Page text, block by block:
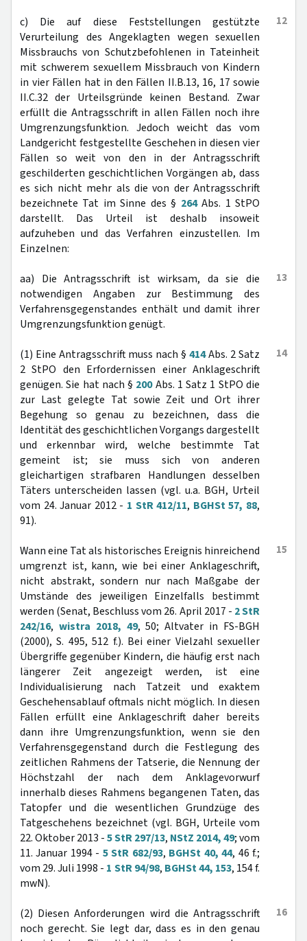
12
c) Die auf diese Feststellungen gestützte
Verurteilung des Angeklagten wegen sexuellen
Missbrauchs von Schutzbefohlenen in Tateinheit
mit schwerem sexuellem Missbrauch von Kindern
in vier Fällen hat in den Fällen II.B.13, 16, 17 sowie
II.C.32 der Urteilsgründe keinen Bestand. Zwar
erfüllt die Antragsschrift in allen Fällen noch ihre
Umgrenzungsfunktion. Jedoch weicht das vom
Landgericht festgestellte Geschehen in diesen vier
Fällen so weit von den in der Antragsschrift
geschilderten geschichtlichen Vorgängen ab, dass
es sich nicht mehr als die von der Antragsschrift
bezeichnete Tat im Sinne des § 264Abs. 1 StPO
darstellt. Das Urteil ist deshalb insoweit
aufzuheben und das Verfahren einzustellen. Im
Einzelnen:
13
aa) Die Antragsschrift ist wirksam, da sie die
notwendigen Angaben zur Bestimmung des
Verfahrensgegenstandes enthält und damit ihrer
Umgrenzungsfunktion genügt.
14
(1) Eine Antragsschrift muss nach § 414Abs. 2 Satz
2 StPO den Erfordernissen einer Anklageschrift
genügen. Sie hat nach § 200Abs. 1 Satz 1 StPO die
zur Last gelegte Tat sowie Zeit und Ort ihrer
Begehung so genau zu bezeichnen, dass die
Identität des geschichtlichen Vorgangs dargestellt
und erkennbar wird, welche bestimmte Tat
gemeint ist; sie muss sich von anderen
gleichartigen strafbaren Handlungen desselben
Täters unterscheiden lassen (vgl. u.a. BGH, Urteil
vom 24. Januar 2012 - 1 StR 412/11, BGHSt 57, 88,
91).
15
Wann eine Tat als historisches Ereignis hinreichend
umgrenzt ist, kann, wie bei einer Anklageschrift,
nicht abstrakt, sondern nur nach Maßgabe der
Umstände des jeweiligen Einzelfalls bestimmt
werden (Senat, Beschluss vom 26. April 2017 - 2 StR
242/16, wistra 2018, 49, 50; Altvater in FS-BGH
(2000), S. 495, 512 f.). Bei einer Vielzahl sexueller
Übergriffe gegenüber Kindern, die häufig erst nach
längerer Zeit angezeigt werden, ist eine
Individualisierung nach Tatzeit und exaktem
Geschehensablauf oftmals nicht möglich. In diesen
Fällen erfüllt eine Anklageschrift daher bereits
dann ihre Umgrenzungsfunktion, wenn sie den
Verfahrensgegenstand durch die Festlegung des
zeitlichen Rahmens der Tatserie, die Nennung der
Höchstzahl der nach dem Anklagevorwurf
innerhalb dieses Rahmens begangenen Taten, das
Tatopfer und die wesentlichen Grundzüge des
Tatgeschehens bezeichnet (vgl. BGH, Urteile vom
22. Oktober 2013 -5 StR 297/13, NStZ 2014, 49; vom
11. Januar 1994 - 5 StR 682/93, BGHSt 40, 44, 46 f.;
vom 29. Juli 1998 - 1 StR 94/98, BGHSt 44, 153, 154 f.
mwN).
16
(2) Diesen Anforderungen wird die Antragsschrift
noch gerecht. Sie legt dar, dass es in den genau